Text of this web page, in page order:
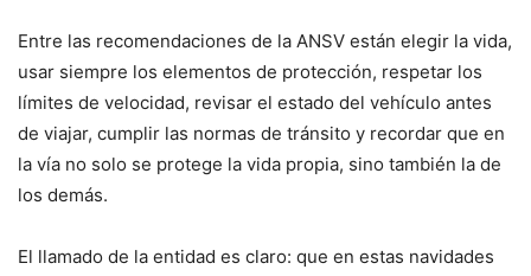
Entre las recomendaciones de la ANSV están elegir la vida,
usar siempre los elementos de protección, respetar los
límites de velocidad, revisar el estado del vehículo antes
de viajar, cumplir las normas de tránsito y recordar que en
la vía no solo se protege la vida propia, sino también la de
los demás.
El llamado de la entidad es claro: que en estas navidades